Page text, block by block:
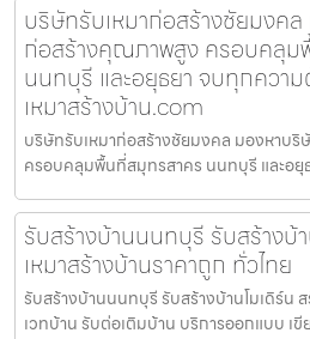
บริษัทรับเหมาก่อสร้างชัยมงค
ก่อสร้างคุณภาพสูง ครอบคลุม
นนทบุรี และอยุธยา จบทุกควา
เหมาสร้างบ้าน.com
บริษัทรับเหมาก่อสร้างชัยมงคล มองหาบ
ครอบคลุมพื้นที่สมุทรสาคร นนทบุรี และอ
รับสร้างบ้านนนทบุรี รับสร้างบ้
เหมาสร้างบ้านราคาถูก ทั่วไทย
รับสร้างบ้านนนทบุรี รับสร้างบ้านโมเดิร์น
เวทบ้าน รับต่อเติมบ้าน บริการออกแบบ เ